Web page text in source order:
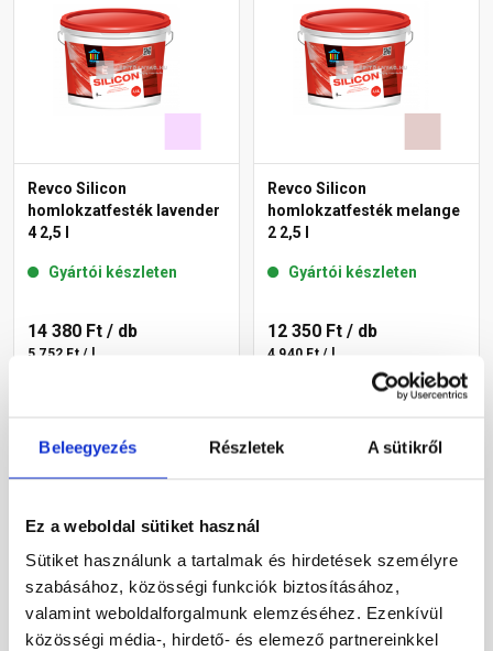
Beleegyezés Részletek A sütikről
Ez a weboldal sütiket használ
Sütiket használunk a tartalmak és hirdetések személyre
szabásához, közösségi funkciók biztosításához,
valamint weboldalforgalmunk elemzéséhez. Ezenkívül
közösségi média-, hirdető- és elemező partnereinkkel
Revco Silicon
homlokzatfesték lavender
4 2,5 l
Gyártói készleten
14 380 Ft / db
5 752 Ft / l
Revco Silicon
homlokzatfesték melange
2 2,5 l
Gyártói készleten
12 350 Ft / db
4 940 Ft / l
Megnézem